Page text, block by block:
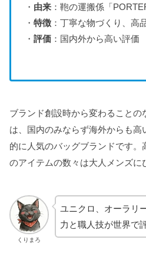
・ 由来：鞄の運搬係「
・ 特徴：丁寧な物づくり、高
・ 評価：国内外から高い評価
ブランド創設時から変わること
は、国内のみならず海外からも高
的に人気のバッグブランドです。
のアイテムの数々は大人メンズに
くりまろ
ユニクロ、オーラリ
力と職人技が世界で